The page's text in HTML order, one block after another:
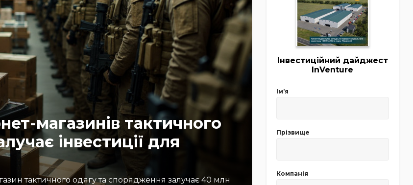
магазинів тактичного
інвестиції для
тактичного одягу та спорядження залучає 40 млн
Інвестиційний дайджест
InVenture
Імʼя
Прізвище
Компанія